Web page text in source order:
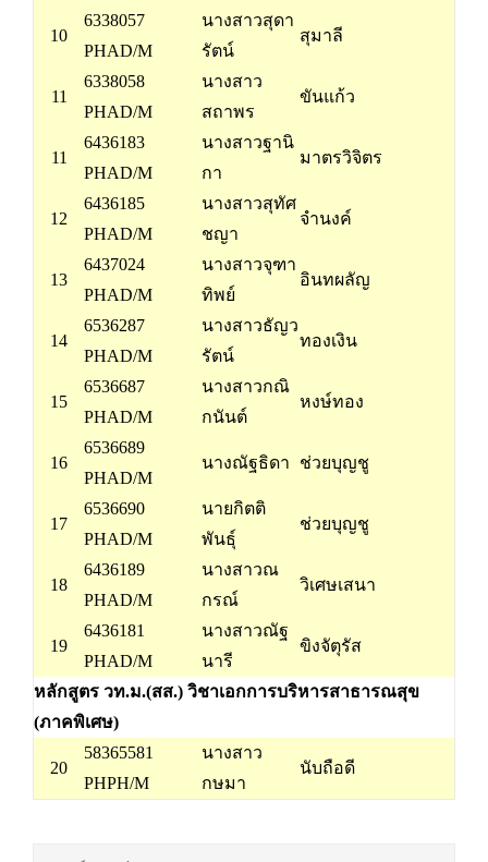
10
6338057
PHAD/M
นางสาวสุดา
รัตน์
สุมาลี
11
6338058
PHAD/M
นางสาว
สถาพร
ขันแก้ว
11
6436183
PHAD/M
นางสาวฐานิ
กา
มาตรวิจิตร
12
6436185
PHAD/M
นางสาวสุทัศ
ชญา
จำนงค์
13
6437024
PHAD/M
นางสาวจุฑา
ทิพย์
อินทผลัญ
14
6536287
PHAD/M
นางสาวธัญว
รัตน์
ทองเงิน
15
6536687
PHAD/M
นางสาวกณิ
กนันต์
หงษ์ทอง
16
6536689
PHAD/M
นางณัฐธิดา ช่วยบุญชู
17
6536690
PHAD/M
นายกิตติ
พันธุ์
ช่วยบุญชู
18
6436189
PHAD/M
นางสาวณ
กรณ์
วิเศษเสนา
19
6436181
PHAD/M
นางสาวณัฐ
นารี
ขิงจัตุรัส
หลักสูตร วท.ม.(สส.) วิชาเอกการบริหารสาธารณสุข
(ภาคพิเศษ)
20
58365581
PHPH/M
นางสาว
กษมา
นับถือดี